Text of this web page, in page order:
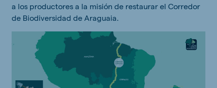
a los productores a la misión de restaurar el Corredor
de Biodiversidad de Araguaia.